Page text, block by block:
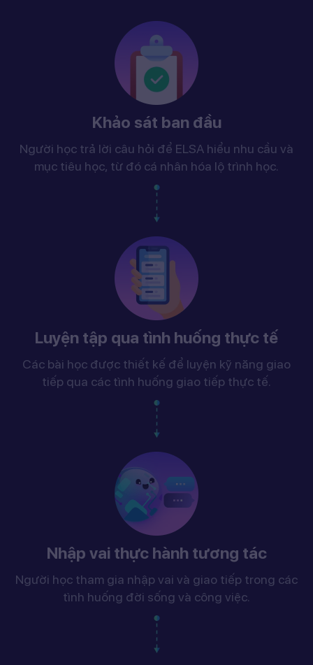
Khảo sát ban đầu
Người học trả lời câu hỏi để ELSA hiểu nhu cầu và
mục tiêu học, từ đó cá nhân hóa lộ trình học.
Luyện tập qua tình huống thực tế
Các bài học được thiết kế để luyện kỹ năng giao
tiếp qua các tình huống giao tiếp thực tế.
Nhập vai thực hành tương tác
Người học tham gia nhập vai và giao tiếp trong các
tình huống đời sống và công việc.